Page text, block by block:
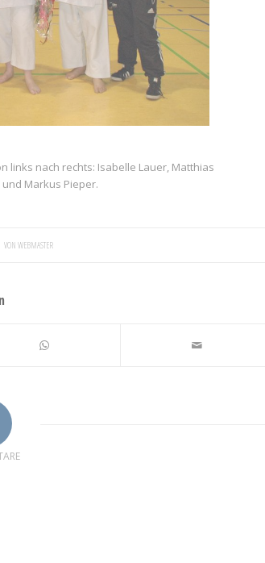
links nach rechts: Isabelle Lauer, Matthias
und Markus Pieper.
VONWEBMASTER